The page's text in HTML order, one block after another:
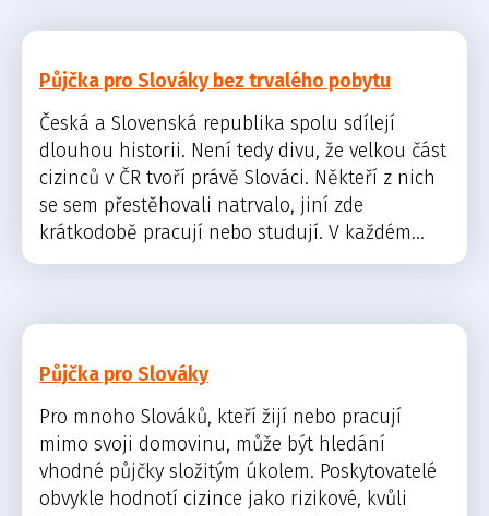
Půjčka pro Slováky bez trvalého pobytu
Česká a Slovenská republika spolu sdílejí
dlouhou historii. Není tedy divu, že velkou část
cizinců v ČR tvoří právě Slováci. Někteří z nich
se sem přestěhovali natrvalo, jiní zde
krátkodobě pracují nebo studují. V každém...
Půjčka pro Slováky
Pro mnoho Slováků, kteří žijí nebo pracují
mimo svoji domovinu, může být hledání
vhodné půjčky složitým úkolem. Poskytovatelé
obvykle hodnotí cizince jako rizikové, kvůli